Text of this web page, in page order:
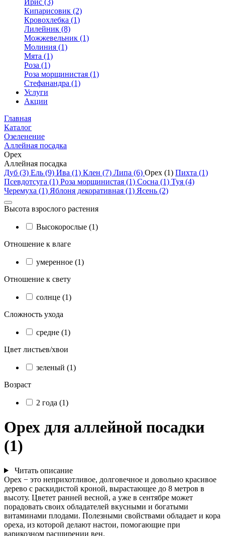
Ирис (3)
Кипарисовик (2)
Кровохлебка (1)
Лилейник (8)
Можжевельник (1)
Молиния (1)
Мята (1)
Роза (1)
Роза морщинистая (1)
Стефанандра (1)
Услуги
Акции
Главная
Каталог
Озеленение
Аллейная посадка
Орех
Аллейная посадка
Дуб (3) Ель (9) Ива (1) Клен (7) Липа (6) Орех (1) Пихта (1)
Псевдотсуга (1) Роза морщинистая (1) Сосна (1) Туя (4)
Черемуха (1) Яблоня декоративная (1) Ясень (2)
Высота взрослого растения
Высокорослые (1)
Отношение к влаге
умеренное (1)
Отношение к свету
солнце (1)
Сложность ухода
средне (1)
Цвет листьев/хвои
зеленый (1)
Возраст
2 года (1)
Орех для аллейной посадки
(1)
Читать описание
Орех − это неприхотливое, долговечное и довольно красивое
дерево с раскидистой кроной, вырастающее до 8 метров в
высоту. Цветет ранней весной, а уже в сентябре может
порадовать своих обладателей вкусными и богатыми
витаминами плодами. Полезными свойствами обладает и кора
ореха, из которой делают настои, помогающие при
варикозном расширении вен.